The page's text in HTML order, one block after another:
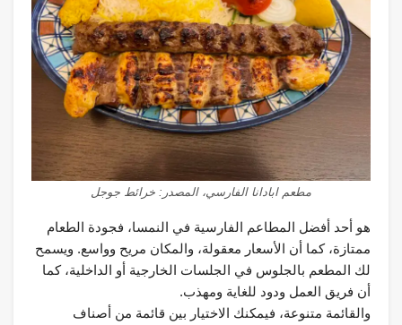
مطعم ابادانا الفارسي، المصدر: خرائط جوجل
هو أحد أفضل المطاعم الفارسية في النمسا، فجودة الطعام
ممتازة، كما أن الأسعار معقولة، والمكان مريح وواسع. ويسمح
لك المطعم بالجلوس في الجلسات الخارجية أو الداخلية، كما
أن فريق العمل ودود للغاية ومهذب.
والقائمة متنوعة، فيمكنك الاختيار بين قائمة من أصناف